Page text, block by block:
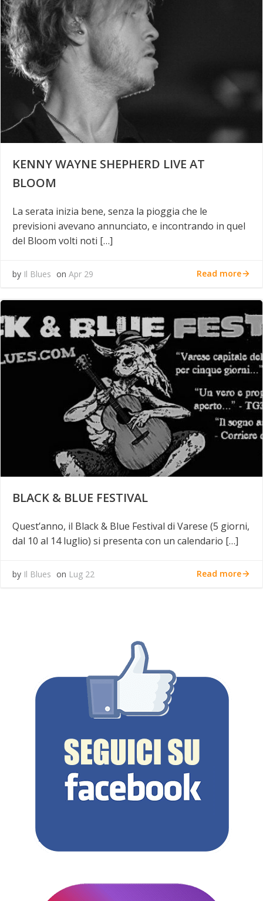
KENNY WAYNE SHEPHERD LIVE AT
BLOOM
La serata inizia bene, senza la pioggia che le
previsioni avevano annunciato, e incontrando in quel
del Bloom volti noti […]
by Il Blues on Apr 29 Read more
BLACK & BLUE FESTIVAL
Quest’anno, il Black & Blue Festival di Varese (5 giorni,
dal 10 al 14 luglio) si presenta con un calendario […]
by Il Blues on Lug 22 Read more